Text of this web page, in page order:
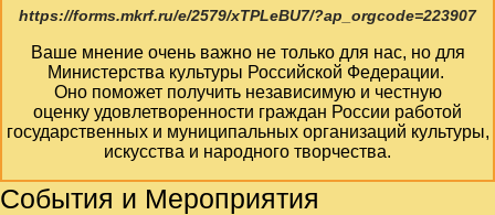
https://forms.mkrf.ru/e/2579/xTPLeBU7/?ap_orgcode=223907
Ваше мнение очень важно не только для нас, но для
Министерства культуры Российской Федерации.
Оно поможет получить независимую и честную
оценку удовлетворенности граждан России работой
государственных и муниципальных организаций культуры,
искусства и народного творчества.
События и Мероприятия